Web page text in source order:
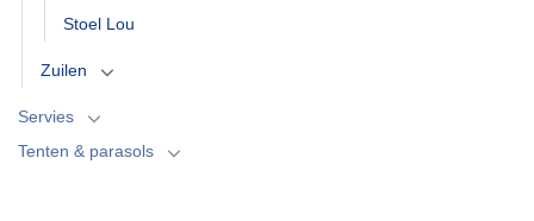
Stoel Lou
Zuilen
Servies
Tenten & parasols